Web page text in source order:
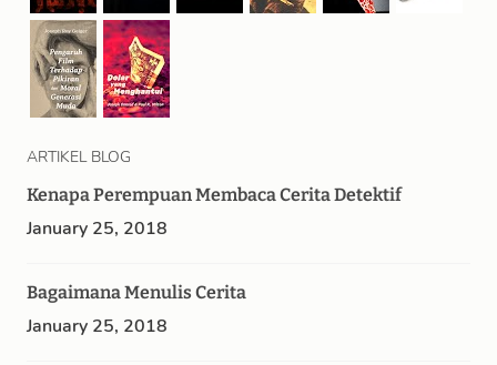
ARTIKEL BLOG
Kenapa Perempuan Membaca Cerita Detektif
January 25, 2018
Bagaimana Menulis Cerita
January 25, 2018